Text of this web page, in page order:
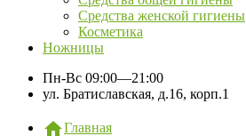
Средства женской гигиены
Косметика
Ножницы
Пн-Вс 09:00—21:00
ул. Братиславская, д.16, корп.1
Главная